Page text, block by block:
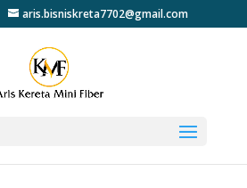
aris.bisniskreta7702@gmail.com